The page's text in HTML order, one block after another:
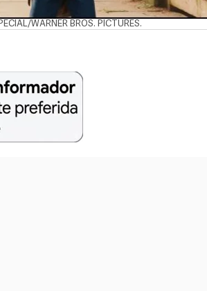
WARNER BROS. PICTURES.